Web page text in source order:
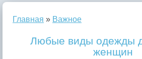
Главная » Важное
Любые виды одежды
женщин